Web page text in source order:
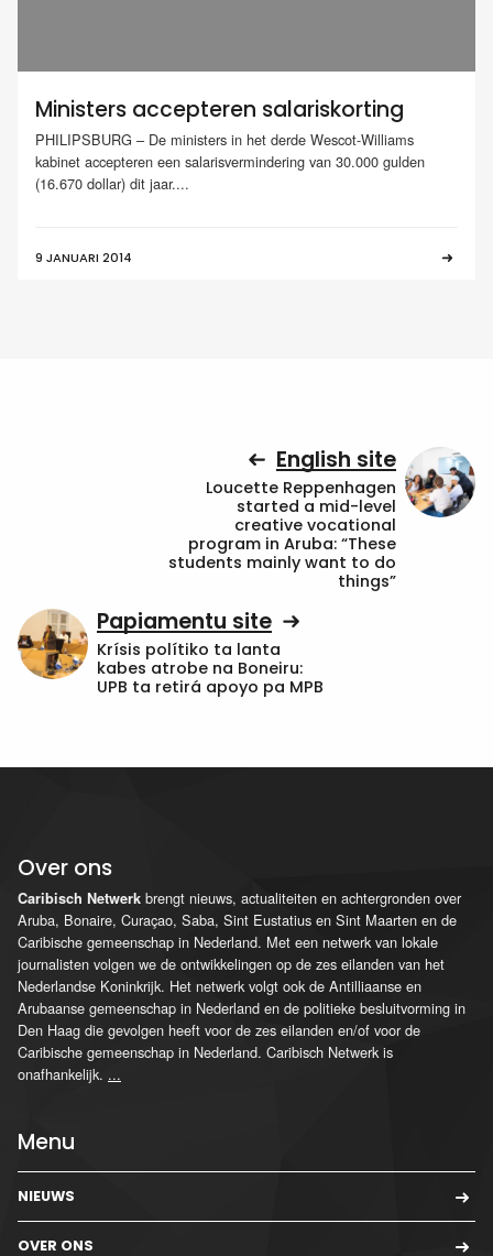
Ministers accepteren salariskorting
PHILIPSBURG – De ministers in het derde Wescot-Williams
kabinet accepteren een salarisvermindering van 30.000 gulden
(16.670 dollar) dit jaar....
9 JANUARI 2014
English site
Loucette Reppenhagen
started a mid-level
creative vocational
program in Aruba: “These
students mainly want to do
things”
Papiamentu site
Krísis polítiko ta lanta
kabes atrobe na Boneiru:
UPB ta retirá apoyo pa MPB
Over ons
Caribisch Netwerk brengt nieuws, actualiteiten en achtergronden over
Aruba, Bonaire, Curaçao, Saba, Sint Eustatius en Sint Maarten en de
Caribische gemeenschap in Nederland. Met een netwerk van lokale
journalisten volgen we de ontwikkelingen op de zes eilanden van het
Nederlandse Koninkrijk. Het netwerk volgt ook de Antilliaanse en
Arubaanse gemeenschap in Nederland en de politieke besluitvorming in
Den Haag die gevolgen heeft voor de zes eilanden en/of voor de
Caribische gemeenschap in Nederland. Caribisch Netwerk is
onafhankelijk. ...
Menu
NIEUWS
OVER ONS